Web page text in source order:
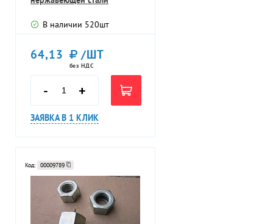
В наличии 520шт
64,13 /ШТ
без НДС
- +
ЗАЯВКА В 1 КЛИК
Код: 00009789